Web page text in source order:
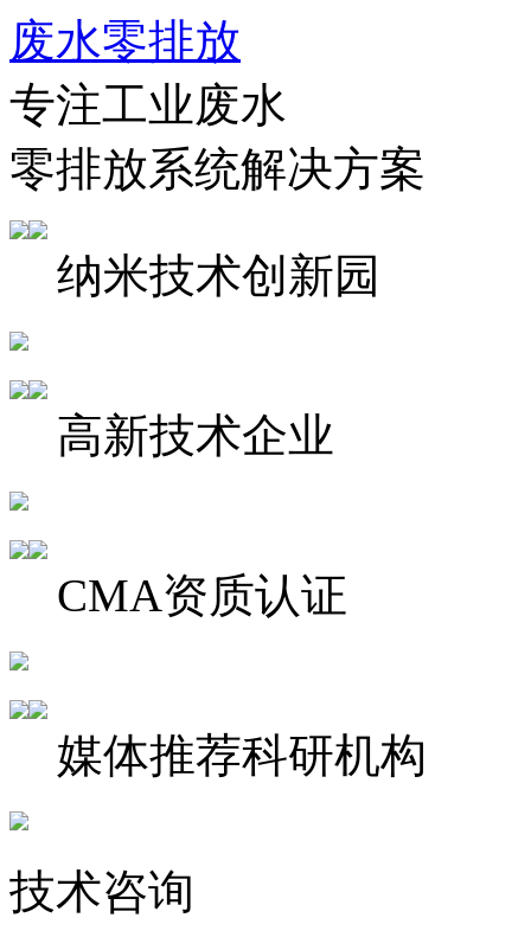
废水零排放
专注工业废水
零排放系统解决方案
纳米技术创新园
高新技术企业
CMA资质认证
媒体推荐科研机构
技术咨询